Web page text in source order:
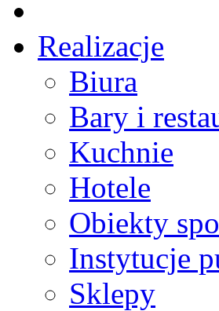
Realizacje
Biura
Bary i
Kuchnie
Hotele
Obiekty
Instytucje
Sklepy